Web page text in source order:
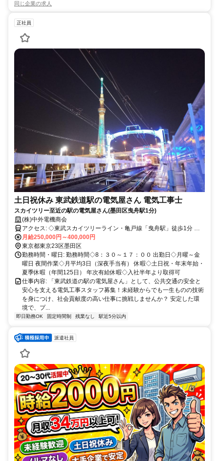
同じ企業の求人
正社員
土日祝休み 東武鉄道駅の電気屋さん 電気工事士
スカイツリー至近の駅の電気屋さん(墨田区曳舟駅1分)
(株)中外電機商会
アクセス: ◇東武スカイツリーライン・亀戸線「曳舟駅」徒歩1分 ◇
バイク通勤可（会社前駐車可） ◇自動車通勤可（駐車場無しにてご
自分にて付近の駐車場契約）
月給250,000円～400,000円
東京都東京23区墨田区
勤務時間・曜日: 勤務時間◇8：３０～１７：００ 出勤日◇月曜～金
曜日 夜間作業◇月平均3日（深夜手当有） 休暇◇土日祝・年末年始・
夏季休暇（年間125日） 年次有給休暇◇入社半年より取得可
仕事内容: 「東武鉄道の駅の電気屋さん」として、公共交通の安全と
安心を支える電気工事スタッフ募集！未経験からでも一生ものの技術
を身につけ、社会貢献度の高い仕事に挑戦しませんか？ 安定した環
境で、プ...
即日勤務OK 固定時間制 残業なし 駅近5分以内
派遣社員